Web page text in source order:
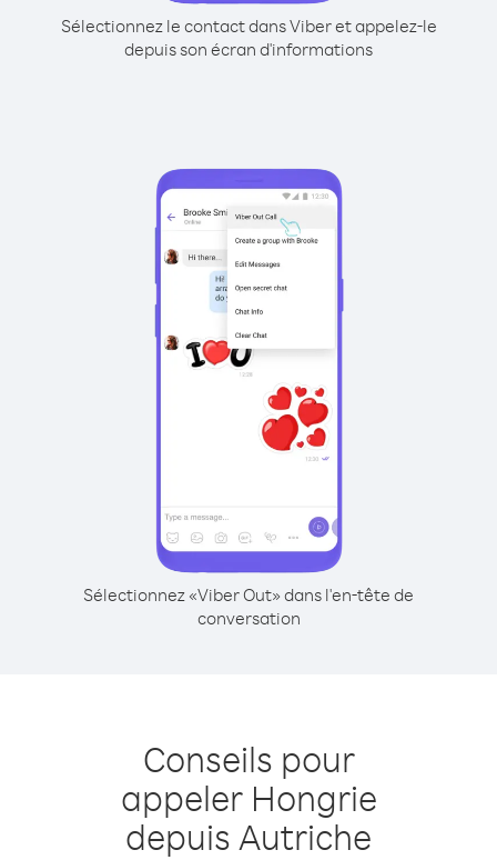
Sélectionnez le contact dans Viber et appelez-le
depuis son écran d'informations
Sélectionnez «Viber Out» dans l'en-tête de
conversation
Conseils pour
appeler Hongrie
depuis Autriche